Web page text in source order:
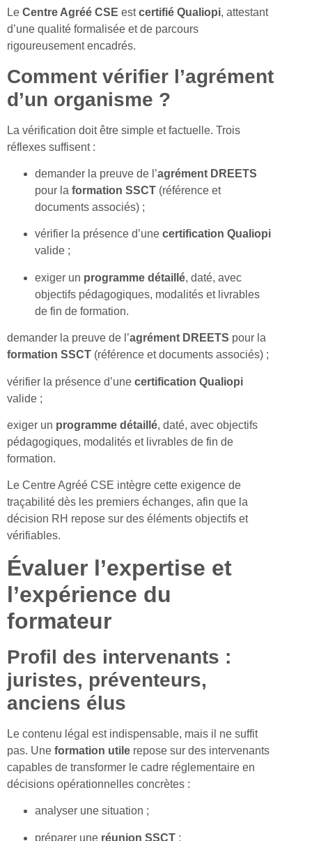
Le Centre Agréé CSE estcertifié Qualiopi, attestant
d’une qualité formalisée et de parcours
rigoureusement encadrés.
Comment vérifier l’agrément
d’un organisme ?
La vérification doit être simple et factuelle. Trois
réflexes suffisent :
demander la preuve de l’agrément DREETS
pour la formation SSCT (référence et
documents associés) ;
vérifier la présence d’une certification Qualiopi
valide ;
exiger un programme détaillé, daté, avec
objectifs pédagogiques, modalités et livrables
de fin de formation.
demander la preuve de l’agrément DREETS pour la
formation SSCT (référence et documents associés) ;
vérifier la présence d’une certification Qualiopi
valide ;
exiger un programme détaillé, daté, avec objectifs
pédagogiques, modalités et livrables de fin de
formation.
Le Centre Agréé CSE intègre cette exigence de
traçabilité dès les premiers échanges, afin que la
décision RH repose sur des éléments objectifs et
vérifiables.
Évaluer l’expertise et
l’expérience du
formateur
Profil des intervenants :
juristes, préventeurs,
anciens élus
Le contenu légal est indispensable, mais il ne suffit
pas. Une formation utile repose sur des intervenants
capables de transformer le cadre réglementaire en
décisions opérationnelles concrètes :
analyser une situation ;
préparer une réunion SSCT ;